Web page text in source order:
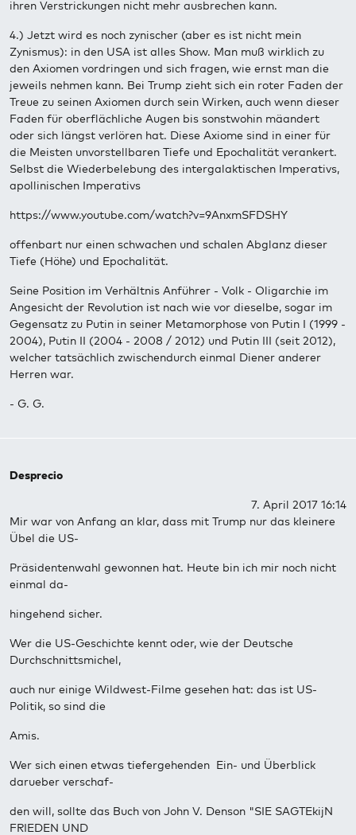
ihren Verstrickungen nicht mehr ausbrechen kann.
4.) Jetzt wird es noch zynischer (aber es ist nicht mein
Zynismus): in den USA ist alles Show. Man muß wirklich zu
den Axiomen vordringen und sich fragen, wie ernst man die
jeweils nehmen kann. Bei Trump zieht sich ein roter Faden der
Treue zu seinen Axiomen durch sein Wirken, auch wenn dieser
Faden für oberflächliche Augen bis sonstwohin mäandert
oder sich längst verlören hat. Diese Axiome sind in einer für
die Meisten unvorstellbaren Tiefe und Epochalität verankert.
Selbst die Wiederbelebung des intergalaktischen Imperativs,
apollinischen Imperativs
https://www.youtube.com/watch?v=9AnxmSFDSHY
offenbart nur einen schwachen und schalen Abglanz dieser
Tiefe (Höhe) und Epochalität.
Seine Position im Verhältnis Anführer - Volk - Oligarchie im
Angesicht der Revolution ist nach wie vor dieselbe, sogar im
Gegensatz zu Putin in seiner Metamorphose von Putin I (1999 -
2004), Putin II (2004 - 2008 / 2012) und Putin III (seit 2012),
welcher tatsächlich zwischendurch einmal Diener anderer
Herren war.
- G. G.
Desprecio
7. April 2017 16:14
Mir war von Anfang an klar, dass mit Trump nur das kleinere
Übel die US-
Präsidentenwahl gewonnen hat. Heute bin ich mir noch nicht
einmal da-
hingehend sicher.
Wer die US-Geschichte kennt oder, wie der Deutsche
Durchschnittsmichel,
auch nur einige Wildwest-Filme gesehen hat: das ist US-
Politik, so sind die
Amis.
Wer sich einen etwas tiefergehenden Ein- und Überblick
darueber verschaf-
den will, sollte das Buch von John V. Denson "SIE SAGTEkijN
FRIEDEN UND